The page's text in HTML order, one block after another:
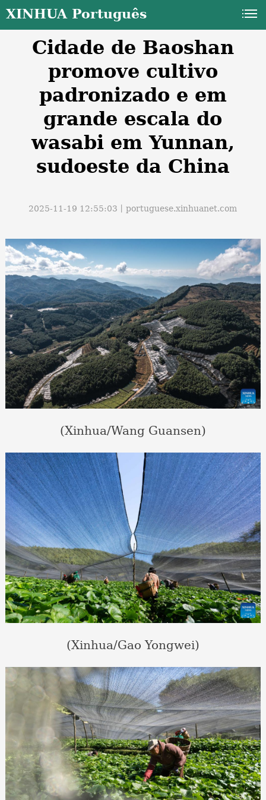
XINHUA Português
Cidade de Baoshan
promove cultivo
padronizado e em
grande escala do
wasabi em Yunnan,
sudoeste da China
2025-11-19 12:55:03丨portuguese.xinhuanet.com
(Xinhua/Wang Guansen)
(Xinhua/Gao Yongwei)